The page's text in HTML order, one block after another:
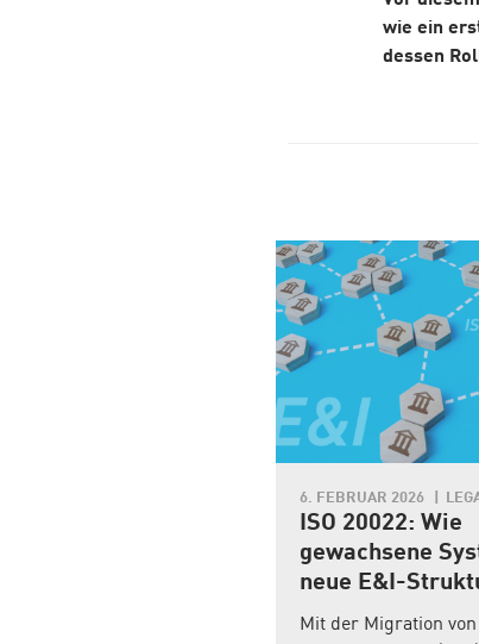
wie ein
dessen
6. FEBRUAR 2026
ISO 20022: Wie
gewachsene
neue E&I-
sinnvoll
Mit der Migration